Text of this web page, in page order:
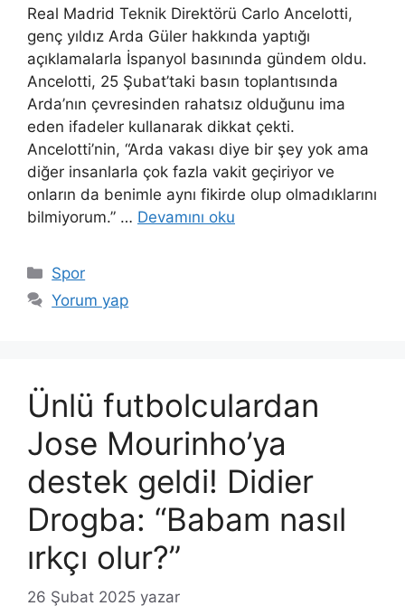
Real Madrid Teknik Direktörü Carlo Ancelotti,
genç yıldız Arda Güler hakkında yaptığı
açıklamalarla İspanyol basınında gündem oldu.
Ancelotti, 25 Şubat’taki basın toplantısında
Arda’nın çevresinden rahatsız olduğunu ima
eden ifadeler kullanarak dikkat çekti.
Ancelotti’nin, “Arda vakası diye bir şey yok ama
diğer insanlarla çok fazla vakit geçiriyor ve
onların da benimle aynı fikirde olup olmadıklarını
bilmiyorum.” … Devamını oku
Kategoriler
Spor
Yorum yap
Ünlü futbolculardan
Jose Mourinho’ya
destek geldi! Didier
Drogba: “Babam nasıl
ırkçı olur?”
26 Şubat 2025 yazar